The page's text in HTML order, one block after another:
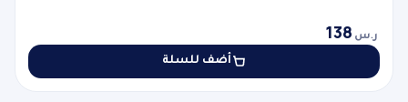
ر.س 138
أضف للسلة